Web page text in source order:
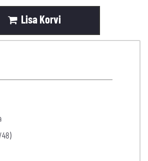
Lisa Korvi
48)